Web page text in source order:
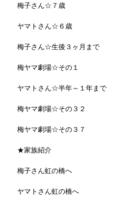
梅子さん☆７歳
ヤマトさん☆６歳
梅子さん☆生後３ヶ月まで
梅ヤマ劇場☆その１
ヤマトさん☆半年～１年まで
梅ヤマ劇場☆その３２
梅ヤマ劇場☆その３７
★家族紹介
梅子さん虹の橋へ
ヤマトさん虹の橋へ